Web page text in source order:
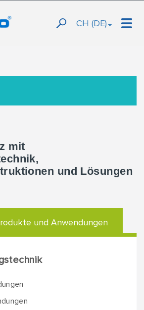
CH (DE)
mit
und Lösungen
und Anwendungen